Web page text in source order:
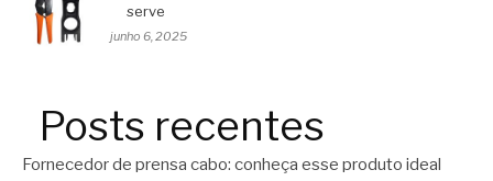
serve
junho 6, 2025
Posts recentes
Fornecedor de prensa cabo: conheça esse produto ideal